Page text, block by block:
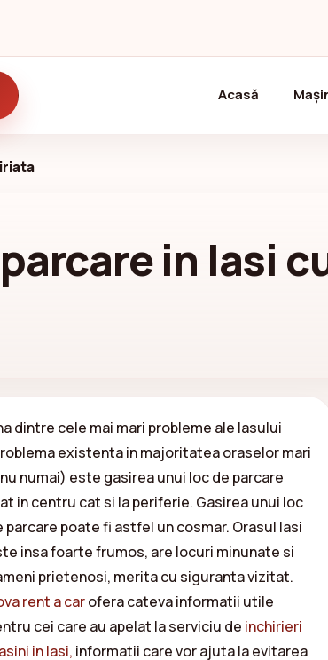
Acasă (current)
in Iasi
dintre cele mai mari probleme ale Iasului
existenta in majoritatea oraselor mari
numai) este gasirea unui loc de parcare
in centru cat si la periferie. Gasirea unui loc
parcare poate fi astfel un cosmar. Orasul Iasi
insa foarte frumos, are locuri minunate si
prietenosi, merita cu siguranta vizitat.
rent a carofera cateva informatii utile
cei care au apelat la serviciu de inchirieri
in Iasi, informatii care vor ajuta la evitarea